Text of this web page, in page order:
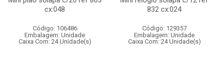
cx:048
Código: 106486
Embalagem: Unidade
Caixa Com: 24 Unidade(s)
832 cx:024
Código: 129357
Embalagem: Unidade
Caixa Com: 24 Unidade(s)